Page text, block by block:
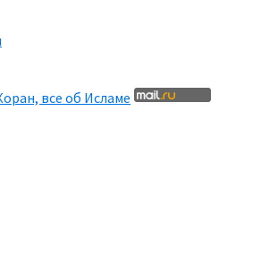
все об Исламе